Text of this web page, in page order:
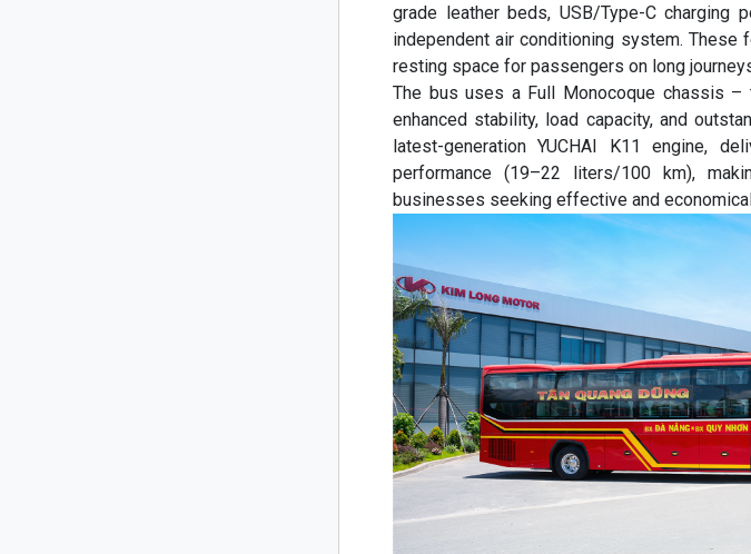
grade leather beds, USB/Type-C charging
independent air conditioning system. These
resting space for passengers on long
The bus uses a Full Monocoque chassis
enhanced stability, load capacity, and
latest-generation YUCHAI K11 engine,
performance (19–22 liters/100 km),
businesses seeking effective and